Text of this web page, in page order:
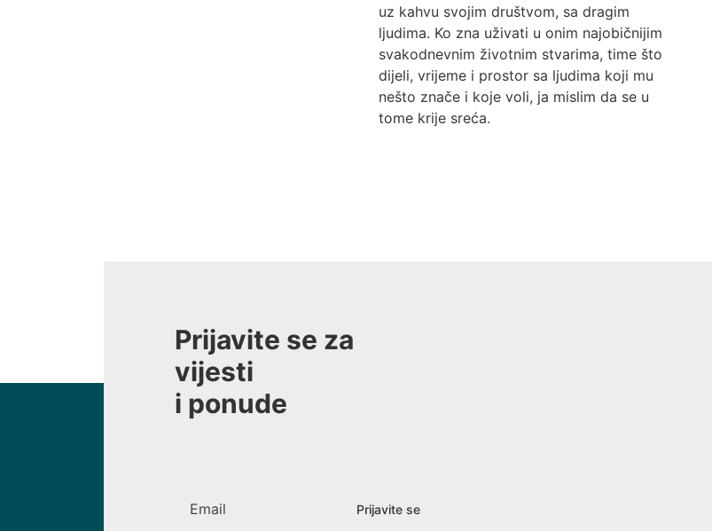
uz kahvu svojim društvom, sa dragim
ljudima. Ko zna uživati u onim najobičnijim
svakodnevnim životnim stvarima, time što
dijeli, vrijeme i prostor sa ljudima koji mu
nešto znače i koje voli, ja mislim da se u
tome krije sreća.
Prijavite se za
vijesti
i ponude